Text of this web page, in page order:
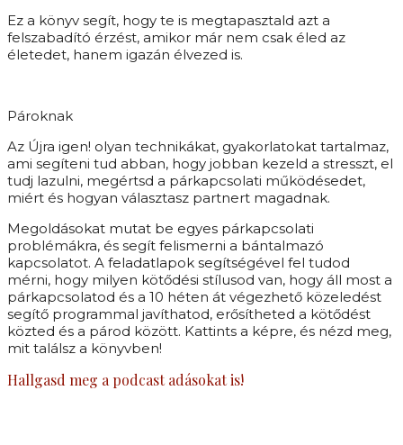
Ez a könyv segít, hogy te is megtapasztald azt a
felszabadító érzést, amikor már nem csak éled az
életedet, hanem igazán élvezed is.
Pároknak
Az Újra igen! olyan technikákat, gyakorlatokat tartalmaz,
ami segíteni tud abban, hogy jobban kezeld a stresszt, el
tudj lazulni, megértsd a párkapcsolati működésedet,
miért és hogyan választasz partnert magadnak.
Megoldásokat mutat be egyes párkapcsolati
problémákra, és segít felismerni a bántalmazó
kapcsolatot. A feladatlapok segítségével fel tudod
mérni, hogy milyen kötődési stílusod van, hogy áll most a
párkapcsolatod és a 10 héten át végezhető közeledést
segítő programmal javíthatod, erősítheted a kötődést
közted és a párod között. Kattints a képre, és nézd meg,
mit találsz a könyvben!
Hallgasd meg a podcast adásokat is!